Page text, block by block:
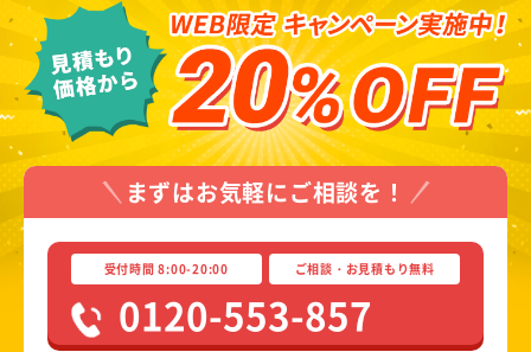
まずはお気軽にご相談を！
受付時間 8:00-20:00 ご相談・お見積もり無料
0120-553-857